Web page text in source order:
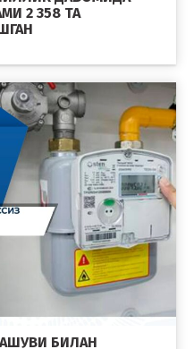
2 358 ТА
БИЛАН